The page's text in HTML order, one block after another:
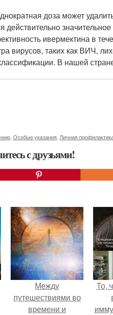
доза может
действительно
ивермектина в
вирусов, таких как ВИЧ,
В нашей
Особые указания Личная
с друзьями!
Между
путешествиями во
времени и
То,